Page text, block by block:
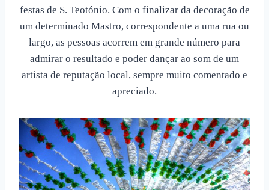
festas de S. Teotónio. Com o finalizar da decoração de
um determinado Mastro, correspondente a uma rua ou
largo, as pessoas acorrem em grande número para
admirar o resultado e poder dançar ao som de um
artista de reputação local, sempre muito comentado e
apreciado.